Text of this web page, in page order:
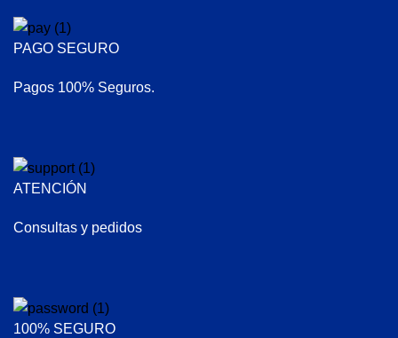
PAGO SEGURO
Pagos 100% Seguros.
ATENCIÓN
Consultas y pedidos
100% SEGURO